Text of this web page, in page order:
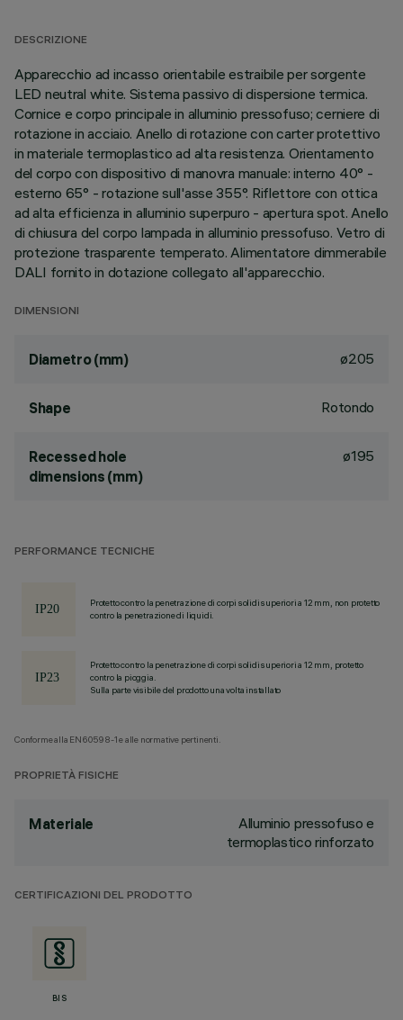
DESCRIZIONE
Apparecchio ad incasso orientabile estraibile per sorgente
LED neutral white. Sistema passivo di dispersione termica.
Cornice e corpo principale in alluminio pressofuso; cerniere di
rotazione in acciaio. Anello di rotazione con carter protettivo
in materiale termoplastico ad alta resistenza. Orientamento
del corpo con dispositivo di manovra manuale: interno 40° -
esterno 65° - rotazione sull'asse 355°. Riflettore con ottica
ad alta efficienza in alluminio superpuro - apertura spot. Anello
di chiusura del corpo lampada in alluminio pressofuso. Vetro di
protezione trasparente temperato. Alimentatore dimmerabile
DALI fornito in dotazione collegato all'apparecchio.
DIMENSIONI
Diametro (mm) ø205
Shape Rotondo
Recessed hole
dimensions (mm)
ø195
PERFORMANCE TECNICHE
Protetto contro la penetrazione di corpi solidi superiori a 12 mm, non protetto
contro la penetrazione di liquidi.
Protetto contro la penetrazione di corpi solidi superiori a 12 mm, protetto
contro la pioggia.
Sulla parte visibile del prodotto una volta installato
Conforme alla EN60598-1 e alle normative pertinenti.
PROPRIETÀ FISICHE
Materiale
Alluminio pressofuso e
termoplastico rinforzato
CERTIFICAZIONI DEL PRODOTTO
BIS